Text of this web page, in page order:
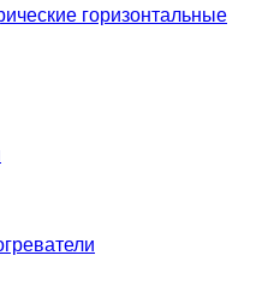
горизонтальные